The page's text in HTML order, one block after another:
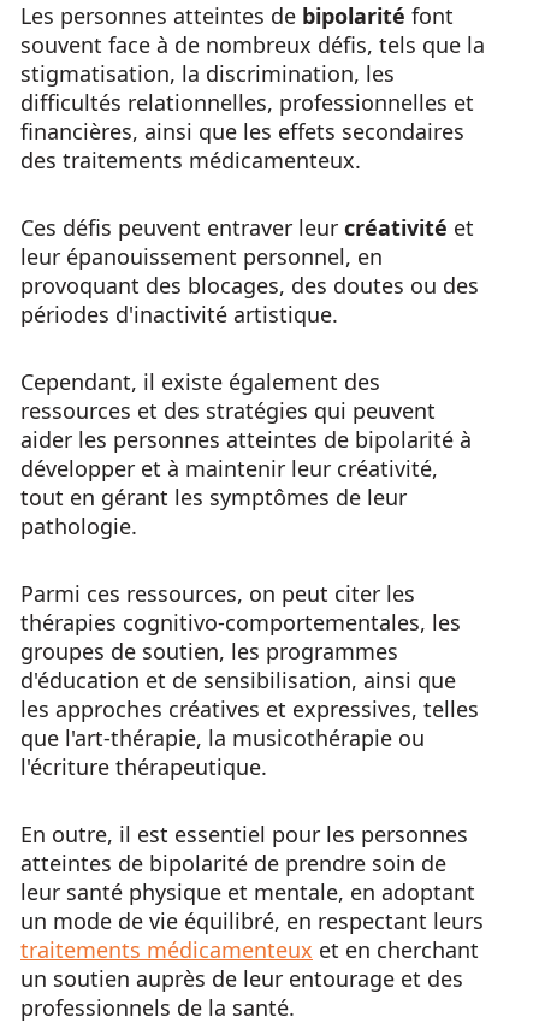
Les personnes atteintes de bipolarité font
souvent face à de nombreux défis, tels que la
stigmatisation, la discrimination, les
difficultés relationnelles, professionnelles et
financières, ainsi que les effets secondaires
des traitements médicamenteux.
Ces défis peuvent entraver leur créativité et
leur épanouissement personnel, en
provoquant des blocages, des doutes ou des
périodes d'inactivité artistique.
Cependant, il existe également des
ressources et des stratégies qui peuvent
aider les personnes atteintes de bipolarité à
développer et à maintenir leur créativité,
tout en gérant les symptômes de leur
pathologie.
Parmi ces ressources, on peut citer les
thérapies cognitivo-comportementales, les
groupes de soutien, les programmes
d'éducation et de sensibilisation, ainsi que
les approches créatives et expressives, telles
que l'art-thérapie, la musicothérapie ou
l'écriture thérapeutique.
En outre, il est essentiel pour les personnes
atteintes de bipolarité de prendre soin de
leur santé physique et mentale, en adoptant
un mode de vie équilibré, en respectant leurs
traitements médicamenteux et en cherchant
un soutien auprès de leur entourage et des
professionnels de la santé.